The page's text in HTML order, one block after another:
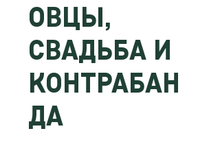
ОВЦЫ,
СВАДЬБА И
КОНТРАБАН
ДА